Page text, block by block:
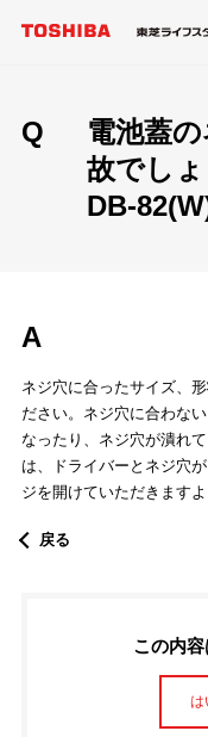
Q
電池蓋
故でしょ
DB-
A
ネジ穴に合ったサイズ、
ださい。ネジ穴に合わな
なったり、ネジ穴が潰れ
は、ドライバーとネジ穴
ジを開けていただきます
戻る
この内
は